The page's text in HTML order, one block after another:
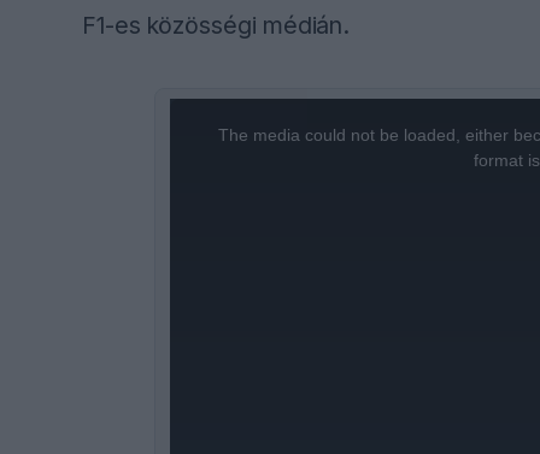
F1-es közösségi médián.
The media could not be loaded, either
format